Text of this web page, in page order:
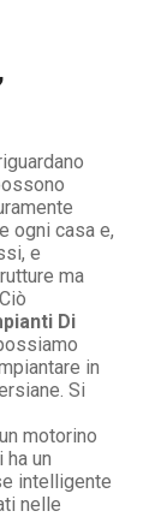
ogni casa e,
e
ma
Di
in
Si
motorino
un
intelligente
nelle